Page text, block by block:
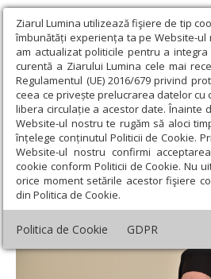
Ziarul Lumina utilizează fişiere de tip
îmbunătăți experiența ta pe Website-ul
am actualizat politicile pentru a
curentă a Ziarului Lumina cele mai
Regulamentul (UE) 2016/679 privind
ceea ce privește prelucrarea datelor cu
libera circulație a acestor date. Înainte
Website-ul nostru te rugăm să aloci
înțelege conținutul Politicii de Cookie.
Website-ul nostru confirmi
cookie conform Politicii de Cookie. Nu
orice moment setările acestor fişiere
din Politica de Cookie.
Politica de Cookie GDPR
Ziarul Lumina › Actualitate religioasă ›
Binecuvântare pentru un popas
Binecuvântare pentru un
venerabil